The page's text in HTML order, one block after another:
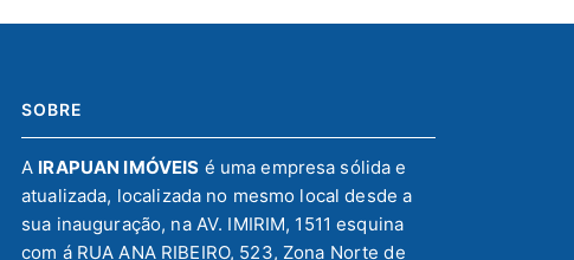
SOBRE
A IRAPUAN IMÓVEIS é uma empresa sólida e
atualizada, localizada no mesmo local desde a
sua inauguração, na AV. IMIRIM, 1511 esquina
com á RUA ANA RIBEIRO, 523, Zona Norte de